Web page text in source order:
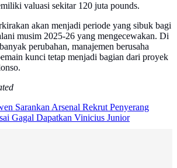
valuasi sekitar 120 juta pounds.
akan menjadi periode yang sibuk bagi
musim 2025-26 yang mengecewakan. Di
perubahan, manajemen berusaha
kunci tetap menjadi bagian dari proyek
Sarankan Arsenal Rekrut Penyerang
Gagal Dapatkan Vinicius Junior